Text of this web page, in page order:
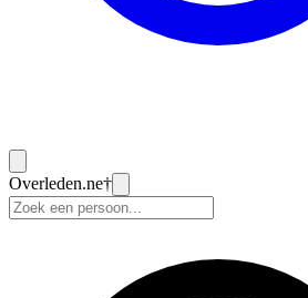
Overleden.ne†